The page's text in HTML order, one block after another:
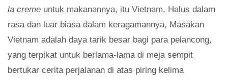
la creme untuk makanannya, itu Vietnam. Halus dalam
rasa dan luar biasa dalam keragamannya, Masakan
Vietnam adalah daya tarik besar bagi para pelancong,
yang terpikat untuk berlama-lama di meja sempit
bertukar cerita perjalanan di atas piring kelima